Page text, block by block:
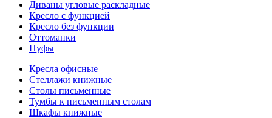
Диваны угловые раскладные
Кресло с функцией
Кресло без функции
Оттоманки
Пуфы
Кресла офисные
Стеллажи книжные
Столы письменные
Тумбы к письменным столам
Шкафы книжные